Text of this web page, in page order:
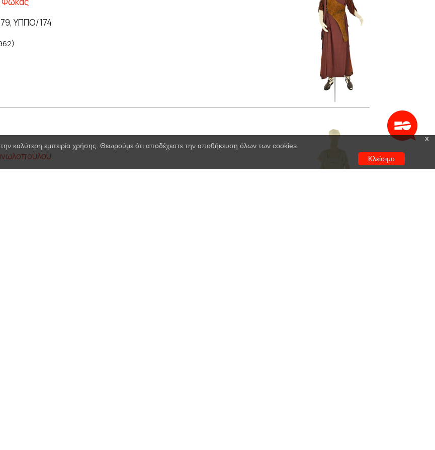
ΥΠΠΟ/174
x
καλύτερη εμπειρία χρήσης. Θεωρούμε ότι αποδέχεστε την αποθήκευση όλων των cookies.
Κλείσιμο